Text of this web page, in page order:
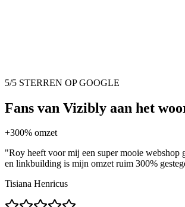
5/5 STERREN OP GOOGLE
Fans van Vizibly aan het
+300% omzet
"Roy heeft voor mij een super mooie webshop
en linkbuilding is mijn omzet ruim 300%
Tisiana Henricus